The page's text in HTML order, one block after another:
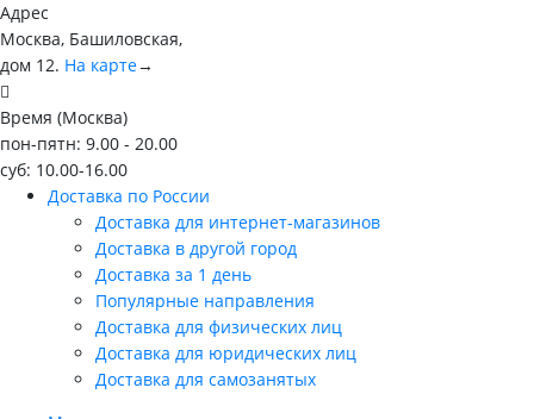
Адрес
Москва, Башиловская,
дом 12. На карте→
Время (Москва)
пон-пятн: 9.00 - 20.00
суб: 10.00-16.00
Доставка по России
Доставка для интернет-магазинов
Доставка в другой город
Доставка за 1 день
Популярные направления
Доставка для физических лиц
Доставка для юридических лиц
Доставка для самозанятых